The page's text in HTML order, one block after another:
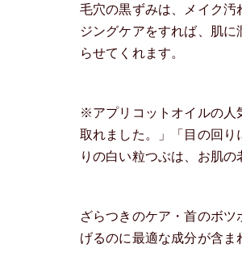
毛穴の黒ずみは、メイク
ジングケアをすれば、肌
らせてくれます。
※アプリコットオイルの人
取れました。」「目の回り
りの白い粒つぶは、お肌の
ざらつきのケア・首のボ
げるのに最適な成分が含ま